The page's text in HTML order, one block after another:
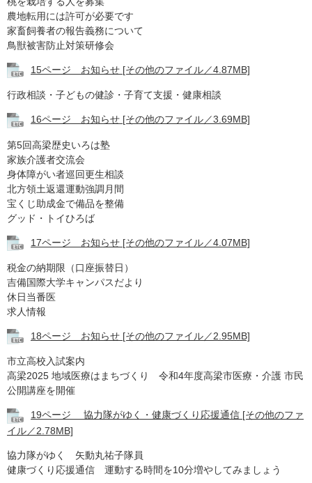
農地転用には許可が必要です
家畜飼養者の報告義務について
鳥獣被害防止対策研修会
15ページ お知らせ [その他のファイル／4.87MB]
行政相談・子どもの健診・子育て支援・健康相談
16ページ お知らせ [その他のファイル／3.69MB]
第5回高梁歴史いろは塾
家族介護者交流会
身体障がい者巡回更生相談
北方領土返還運動強調月間
宝くじ助成金で備品を整備
グッド・トイひろば
17ページ お知らせ [その他のファイル／4.07MB]
税金の納期限（口座振替日）
吉備国際大学キャンパスだより
休日当番医
求人情報
18ページ お知らせ [その他のファイル／2.95MB]
市立高校入試案内
高梁2025 地域医療はまちづくり 令和4年度高梁市医療・介護 市民
公開講座を開催
19ページ 協力隊がゆく・健康づくり応援通信 [その他のファ
イル／2.78MB]
協力隊がゆく 矢動丸祐子隊員
健康づくり応援通信 運動する時間を10分増やしてみましょう